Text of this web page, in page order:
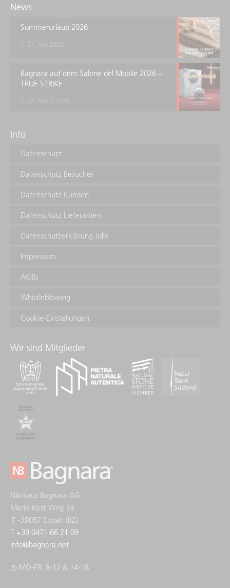
News
Sommerurlaub 2026
Bagnara auf dem Salone del Mobile 2026 –
TRUE STRIKE
Info
Datenschutz
Datenschutz Besucher
Datenschutz Kunden
Datenschutz Lieferanten
Datenschutzerklärung Jobs
Impressum
AGBs
Whistleblowing
Cookie-Einstellungen
Wir sind Mitglieder
Nikolaus Bagnara AG
Maria-Rast-Weg 34
IT -39057 Eppan (BZ)
T +39 0471 66 21 09
info@bagnara.net
◷ MO-FR: 8-12 & 14-18